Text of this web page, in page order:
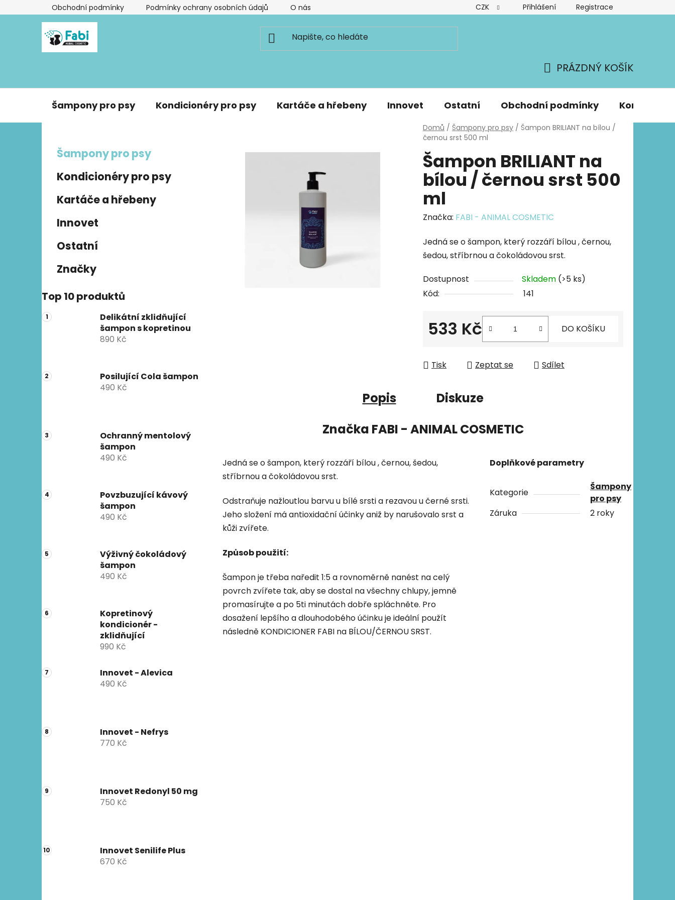
na
Obchodní podmínky Podmínky ochrany osobních údajů O nás CZK Přihlášení Registrace
KOŠÍK
PRÁZDNÝ KOŠÍK
Šampony pro psy Kondicionéry pro psy Kartáče a hřebeny Innovet Ostatní Obchodní podmínky Kontakty
Domů / Šampony pro psy / Šampon BRILIANT na bílou /
černou srst 500 ml
n
e
l
Přeskočit
kategorie
Šampony pro psy
Kondicionéry pro psy
Kartáče a hřebeny
Innovet
Ostatní
Značky
Top 10 produktů
Delikátní zklidňující
šampon s kopretinou
890 Kč
Posilující Cola šampon
490 Kč
Ochranný mentolový
šampon
490 Kč
Povzbuzující kávový
šampon
490 Kč
Výživný čokoládový
šampon
490 Kč
Kopretinový
kondicionér -
zklidňující
990 Kč
Innovet - Alevica
490 Kč
Innovet - Nefrys
770 Kč
Innovet Redonyl 50 mg
750 Kč
Innovet Senilife Plus
670 Kč
Šampon BRILIANT na
bílou / černou srst 500
ml
Značka: FABI - ANIMAL COSMETIC
Jedná se o šampon, který rozzáří bílou , černou,
šedou, stříbrnou a čokoládovou srst.
Dostupnost Skladem (>5 ks)
Kód:
141
533 Kč DO KOŠÍKU
Tisk Zeptat se Sdílet
Popis
Diskuze
Značka FABI - ANIMAL COSMETIC
Jedná se o šampon, který rozzáří bílou , černou, šedou,
stříbrnou a čokoládovou srst.
Odstraňuje nažloutlou barvu u bílé srsti a rezavou u černé srsti.
Jeho složení má antioxidační účinky aniž by narušovalo srst a
kůži zvířete.
Způsob použití:
Šampon je třeba naředit 1:5 a rovnoměrně nanést na celý
povrch zvířete tak, aby se dostal na všechny chlupy, jemně
promasírujte a po 5ti minutách dobře spláchněte. Pro
dosažení lepšího a dlouhodobého účinku je ideální použít
následně KONDICIONER FABI na BÍLOU/ČERNOU SRST.
Doplňkové parametry
Kategorie
Šampony
pro psy
Záruka
2 roky